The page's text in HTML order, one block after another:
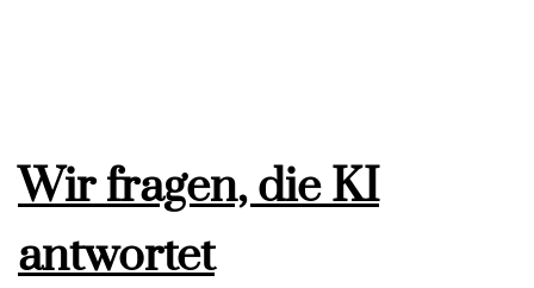
Wir fragen, die KI
antwortet